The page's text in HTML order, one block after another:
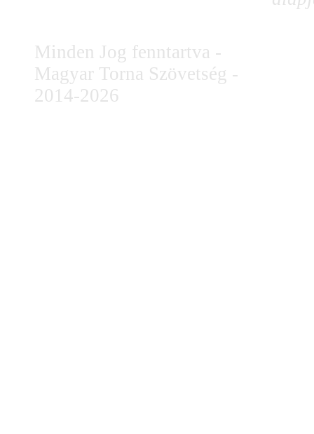
Minden Jog fenntartva -
Magyar Torna Szövetség -
2014-2026